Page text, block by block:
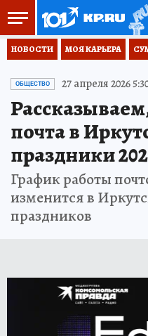
НОВОСТИ МОЯ КАРЬЕРА
ОБЩЕСТВО 27 апреля 2026
почта в
праздники
График работы
изменится в
праздников